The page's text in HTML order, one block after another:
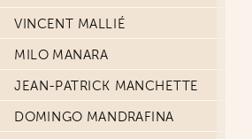
VINCENT MALLIÉ
MILO MANARA
JEAN-PATRICK MANCHETTE
DOMINGO MANDRAFINA